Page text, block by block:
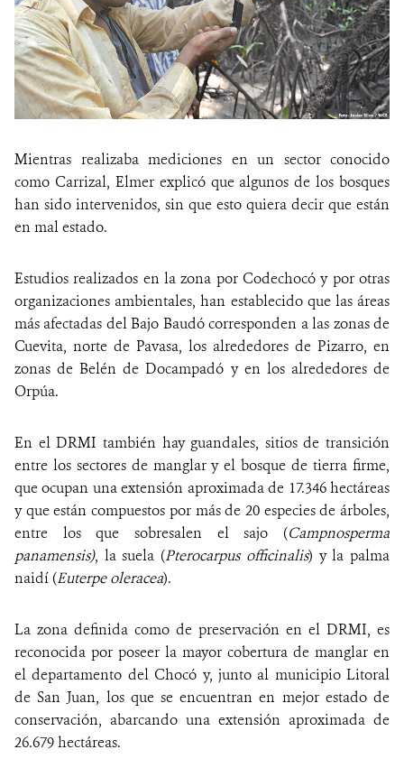
Mientras realizaba mediciones en un sector conocido
como Carrizal, Elmer explicó que algunos de los bosques
han sido intervenidos, sin que esto quiera decir que están
en mal estado.
Estudios realizados en la zona por Codechocó y por otras
organizaciones ambientales, han establecido que las áreas
más afectadas del Bajo Baudó corresponden a las zonas de
Cuevita, norte de Pavasa, los alrededores de Pizarro, en
zonas de Belén de Docampadó y en los alrededores de
Orpúa.
En el DRMI también hay guandales, sitios de transición
entre los sectores de manglar y el bosque de tierra firme,
que ocupan una extensión aproximada de 17.346 hectáreas
y que están compuestos por más de 20 especies de árboles,
entre los que sobresalen el sajo (Campnosperma
panamensis), la suela (Pterocarpus officinalis) y la palma
naidí (Euterpe oleracea).
La zona definida como de preservación en el DRMI, es
reconocida por poseer la mayor cobertura de manglar en
el departamento del Chocó y, junto al municipio Litoral
de San Juan, los que se encuentran en mejor estado de
conservación, abarcando una extensión aproximada de
26.679 hectáreas.